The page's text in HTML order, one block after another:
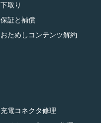
下取り
保証と補償
おためしコンテンツ解約
充電コネクタ修理